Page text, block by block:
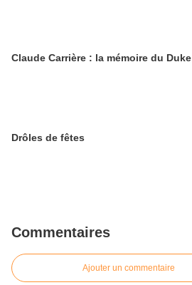
Claude Carrière : la mémoire du Duke
Drôles de fêtes
Commentaires
Ajouter un commentaire